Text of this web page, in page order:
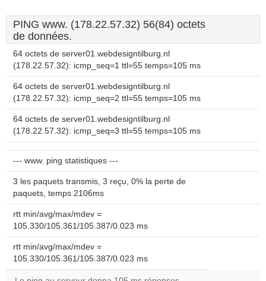
PING www. (178.22.57.32) 56(84) octets
de données.
64 octets de server01.webdesigntilburg.nl
(178.22.57.32): icmp_seq=1 ttl=55 temps=105 ms
64 octets de server01.webdesigntilburg.nl
(178.22.57.32): icmp_seq=2 ttl=55 temps=105 ms
64 octets de server01.webdesigntilburg.nl
(178.22.57.32): icmp_seq=3 ttl=55 temps=105 ms
--- www. ping statistiques ---
3 les paquets transmis, 3 reçu, 0% la perte de
paquets, temps 2106ms
rtt min/avg/max/mdev =
105.330/105.361/105.387/0.023 ms
rtt min/avg/max/mdev =
105.330/105.361/105.387/0.023 ms